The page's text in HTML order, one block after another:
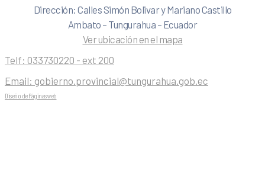
Dirección: Calles Simón Bolivar y Mariano Castillo
Ambato – Tungurahua – Ecuador
Ver ubicación en el mapa
Telf: 033730220 - ext 200
Email: gobierno.provincial@tungurahua.gob.ec
Diseño de Páginas web